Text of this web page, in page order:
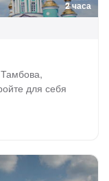
2 часа
для себя